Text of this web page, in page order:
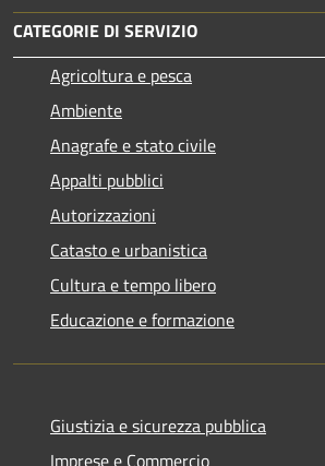
CATEGORIE DI SERVIZIO
Agricoltura e pesca
Ambiente
Anagrafe e stato civile
Appalti pubblici
Autorizzazioni
Catasto e urbanistica
Cultura e tempo libero
Educazione e formazione
Giustizia e sicurezza pubblica
Imprese e Commercio